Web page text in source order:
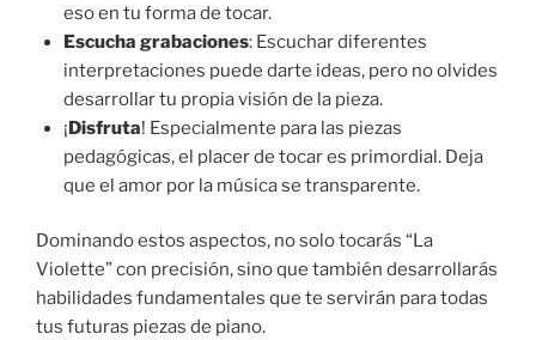
eso en tu forma de tocar.
Escucha grabaciones: Escuchar diferentes
interpretaciones puede darte ideas, pero no olvides
desarrollar tu propia visión de la pieza.
¡Disfruta! Especialmente para las piezas
pedagógicas, el placer de tocar es primordial. Deja
que el amor por la música se transparente.
Dominando estos aspectos, no solo tocarás “La
Violette” con precisión, sino que también desarrollarás
habilidades fundamentales que te servirán para todas
tus futuras piezas de piano.